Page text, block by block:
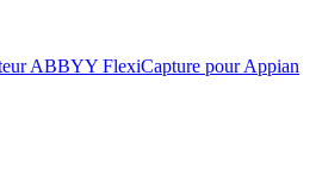
ABBYY FlexiCapture pour Appian